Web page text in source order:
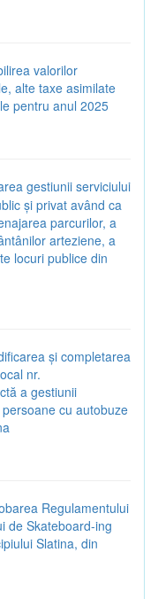
valorilor
alte taxe asimilate
pentru anul 2025
gestiunii serviciului
și privat având ca
parcurilor, a
arteziene, a
locuri publice din
și completarea
nr.
a gestiunii
cu autobuze
Regulamentului
de Skateboard-ing
Slatina, din